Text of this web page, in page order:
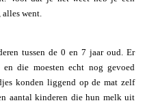
went.
tussen de 0 en 7 jaar oud. Er
die moesten echt nog gevoed
konden liggend op de mat zelf
aantal kinderen die hun melk uit